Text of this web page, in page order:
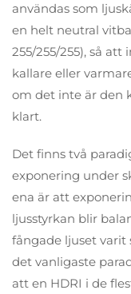
användas som
en helt neutral
255/255/255), så
kallare eller
om det inte är den
klart.
Det finns två
exponering under
ena är att
ljusstyrkan blir
fångade ljuset varit
det vanligaste
att en HDRI i de